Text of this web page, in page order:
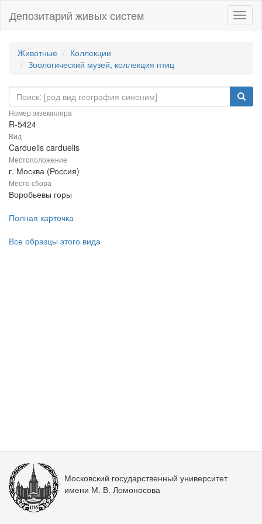
Депозитарий живых систем
Животные
Коллекции
Зоологический музей, коллекция птиц
Номер экземпляра
R-5424
Вид
Carduelis carduelis
Местоположение
г. Москва (Россия)
Место сбора
Воробьевы горы
Полная карточка
Все образцы этого вида
Московский государственный университет
имени М. В. Ломоносова